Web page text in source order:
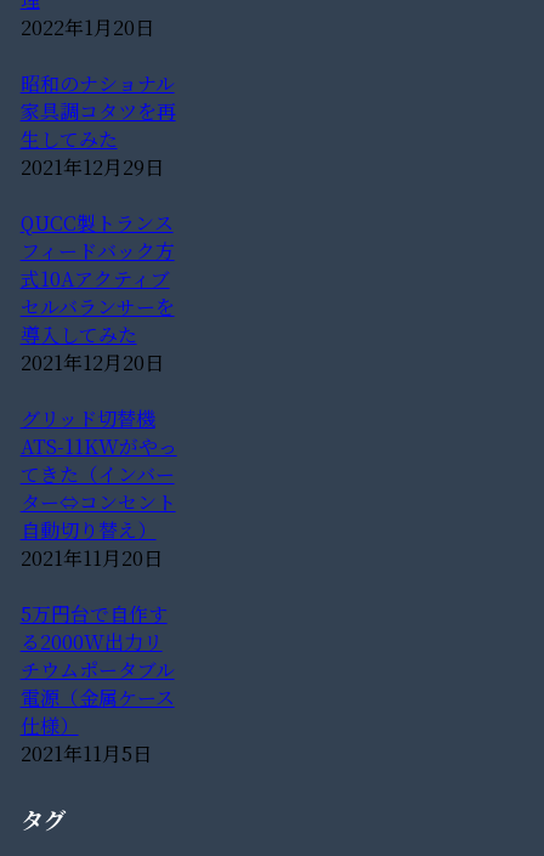
2022年1月20日
昭和のナショナル
家具調コタツを再
生してみた
2021年12月29日
QUCC製トランス
フィードバック方
式10Aアクティブ
セルバランサーを
導入してみた
2021年12月20日
グリッド切替機
ATS-11KWがやっ
てきた（インバー
ター⇔コンセント
自動切り替え）
2021年11月20日
5万円台で自作す
る2000W出力リ
チウムポータブル
電源（金属ケース
仕様）
2021年11月5日
タグ